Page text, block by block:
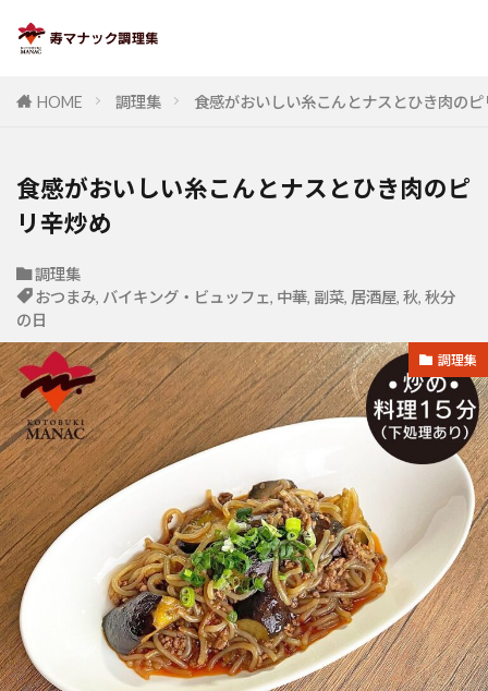
HOME 調理集 食感がおいしい糸こんとナスとひき肉のピ
食感がおいしい糸こんとナスとひき肉のピ
リ辛炒め
調理集
おつまみ, バイキング・ビュッフェ, 中華, 副菜, 居酒屋, 秋, 秋分
の日
調理集